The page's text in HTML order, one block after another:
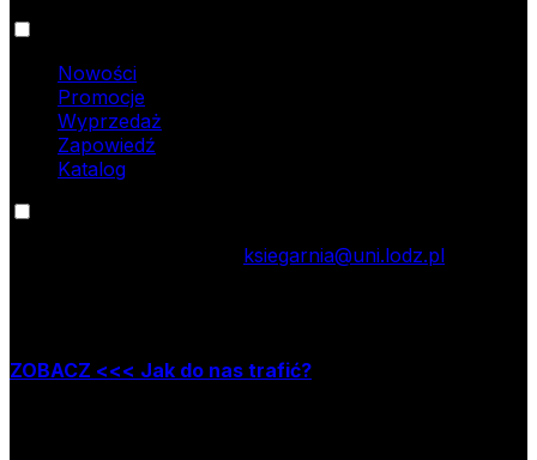
Nowości
Promocje
Wyprzedaż
Zapowiedź
Katalog
ksiegarnia@uni.lodz.pl
ZOBACZ <<< Jak do nas trafić?